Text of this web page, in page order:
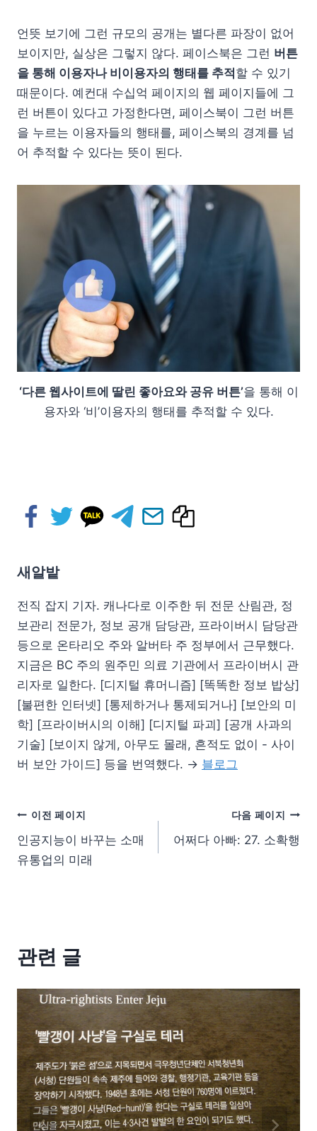
언뜻 보기에 그런 규모의 공개는 별다른 파장이 없어
보이지만, 실상은 그렇지 않다. 페이스북은 그런 버튼
을 통해 이용자나 비이용자의 행태를 추적할 수 있기
때문이다. 예컨대 수십억 페이지의 웹 페이지들에 그
런 버튼이 있다고 가정한다면, 페이스북이 그런 버튼
을 누르는 이용자들의 행태를, 페이스북의 경계를 넘
어 추적할 수 있다는 뜻이 된다.
‘다른 웹사이트에 딸린 좋아요와 공유 버튼’을 통해 이
용자와 ‘비’이용자의 행태를 추적할 수 있다.
새알밭
전직 잡지 기자. 캐나다로 이주한 뒤 전문 산림관, 정
보관리 전문가, 정보 공개 담당관, 프라이버시 담당관
등으로 온타리오 주와 알버타 주 정부에서 근무했다.
지금은 BC 주의 원주민 의료 기관에서 프라이버시 관
리자로 일한다. [디지털 휴머니즘] [똑똑한 정보 밥상]
[불편한 인터넷] [통제하거나 통제되거나] [보안의 미
학] [프라이버시의 이해] [디지털 파괴] [공개 사과의
기술] [보이지 않게, 아무도 몰래, 흔적도 없이 - 사이
버 보안 가이드] 등을 번역했다. → 블로그
이전 페이지
인공지능이 바꾸는 소매
유통업의 미래
다음 페이지
어쩌다 아빠: 27. 소확행
관련 글